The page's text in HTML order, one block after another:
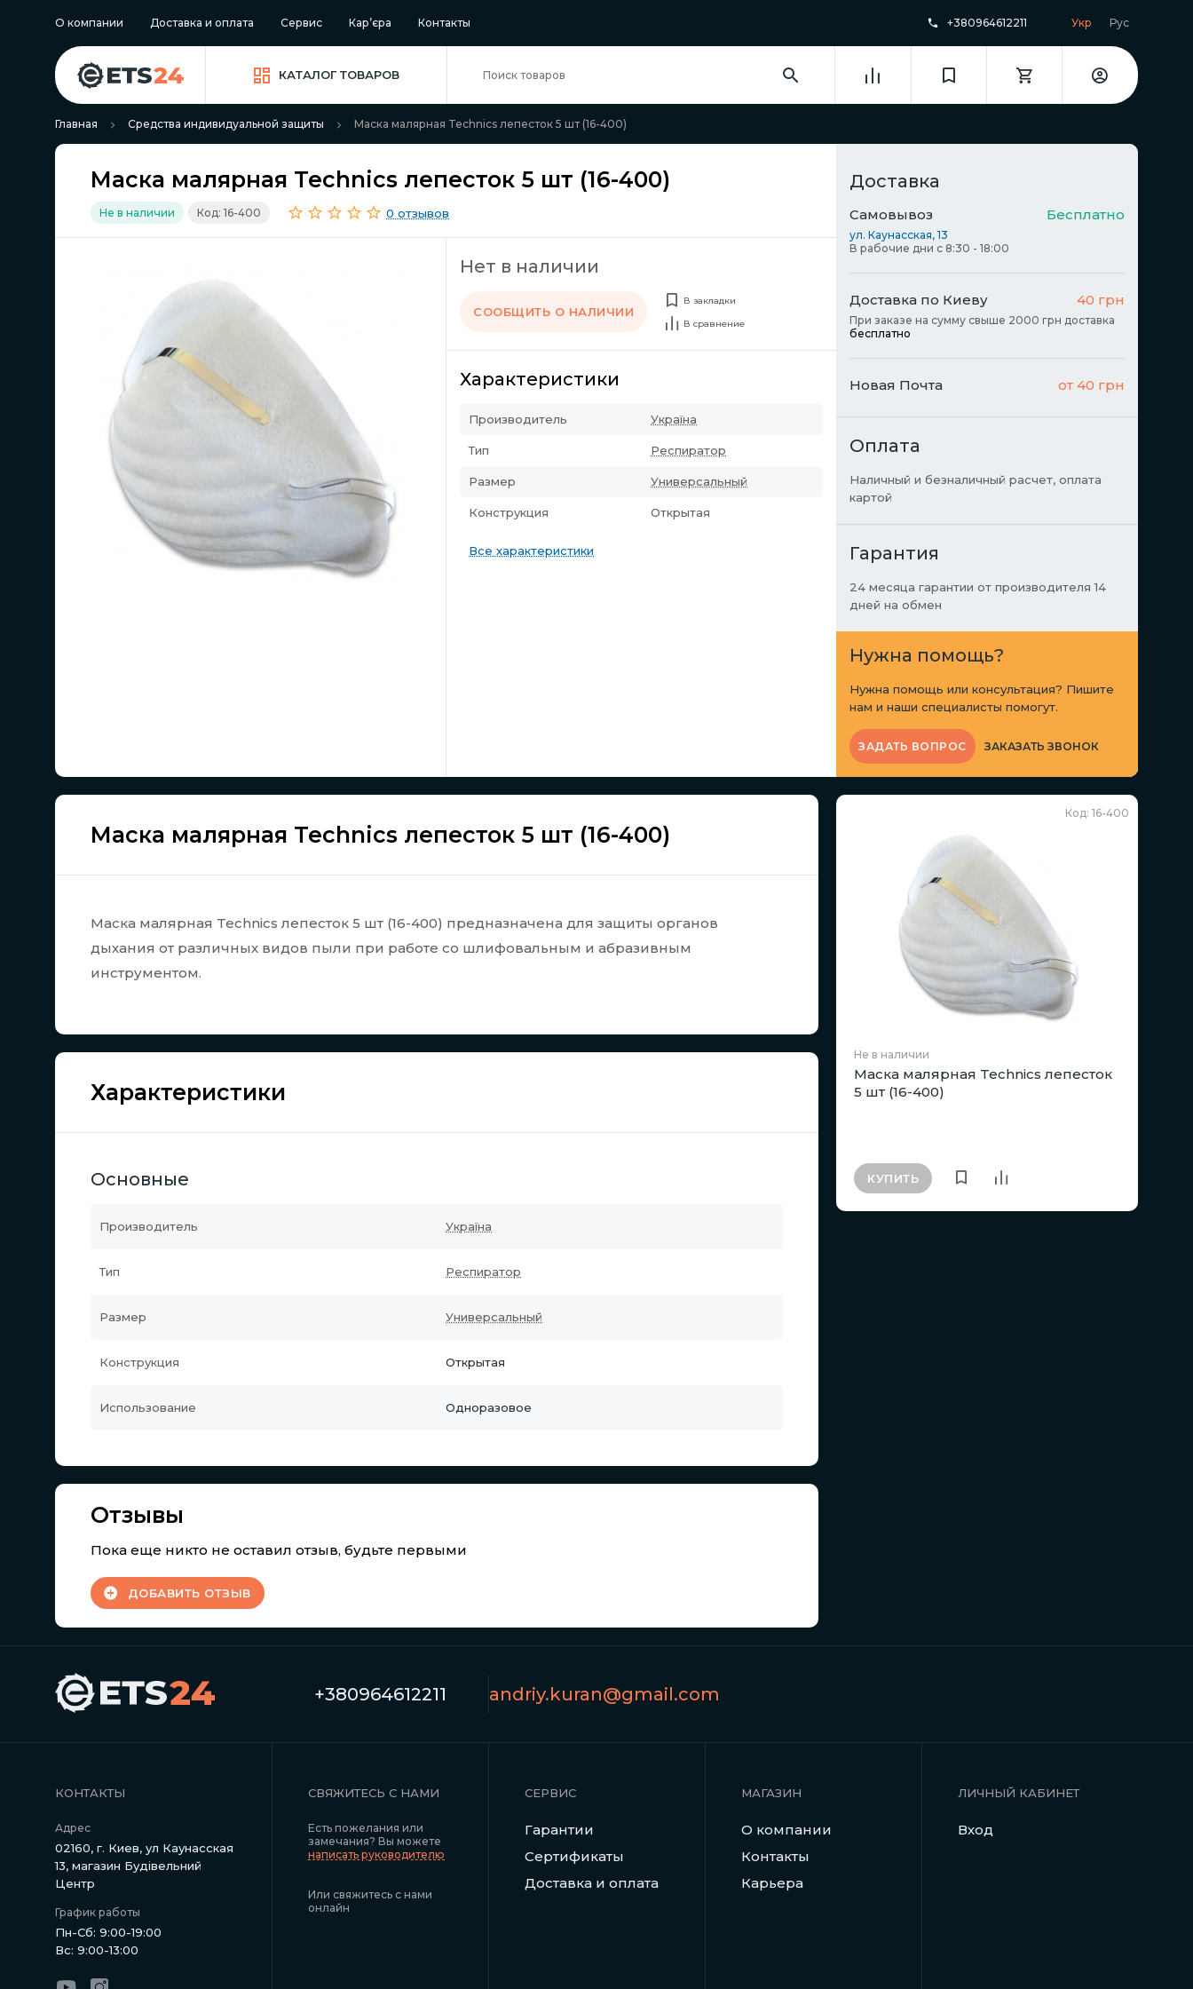
О компании Доставка и оплата Сервис Кар’єра Контакты +380964612211 Укр Рус
КАТАЛОГ ТОВАРОВ
Главная Средства индивидуальной защиты Маска малярная Technics лепесток 5 шт (16-400)
Маска малярная Technics лепесток 5 шт (16-400)
Не в наличии Код: 16-400 0 отзывов
Нет в наличии
СООБЩИТЬ О НАЛИЧИИ
В закладки
В сравнение
Характеристики
Производитель Україна
Тип Респиратор
Размер Универсальный
Конструкция Открытая
Все характеристики
Доставка
Самовывоз Бесплатно
ул. Каунасская, 13
В рабочие дни с 8:30 - 18:00
Доставка по Киеву 40 грн
При заказе на сумму свыше 2000 грн доставка
бесплатно
Новая Почта от 40 грн
Оплата
Наличный и безналичный расчет, оплата
картой
Гарантия
24 месяца гарантии от производителя 14
дней на обмен
Нужна помощь?
Нужна помощь или консультация? Пишите
нам и наши специалисты помогут.
ЗАДАТЬ ВОПРОС ЗАКАЗАТЬ ЗВОНОК
Маска малярная Technics лепесток 5 шт (16-400)
Маска малярная Technics лепесток 5 шт (16-400) предназначена для защиты органов
дыхания от различных видов пыли при работе со шлифовальным и абразивным
инструментом.
Характеристики
Основные
Производитель Україна
Тип Респиратор
Размер Универсальный
Конструкция Открытая
Использование Одноразовое
Отзывы
Пока еще никто не оставил отзыв, будьте первыми
ДОБАВИТЬ ОТЗЫВ
Код: 16-400
Не в наличии
Маска малярная Technics лепесток
5 шт (16-400)
КУПИТЬ
+380964612211 andriy.kuran@gmail.com
КОНТАКТЫ
Адрес
02160, г. Киев, ул Каунасская
13, магазин Будівельний
Центр
График работы
Пн-Сб: 9:00-19:00
Вс: 9:00-13:00
СВЯЖИТЕСЬ С НАМИ
Есть пожелания или
замечания? Вы можете
написать руководителю
Или свяжитесь с нами
онлайн
СЕРВИС
Гарантии
Сертификаты
Доставка и оплата
МАГАЗИН
О компании
Контакты
Карьера
ЛИЧНЫЙ КАБИНЕТ
Вход